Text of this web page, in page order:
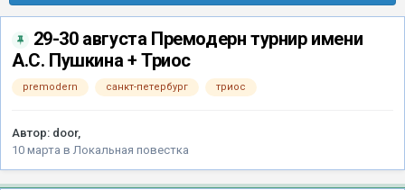
29-30 августа Премодерн турнир имени
А.С. Пушкина + Триос
premodern санкт-петербург триос
Автор: door,
10 марта в Локальная повестка